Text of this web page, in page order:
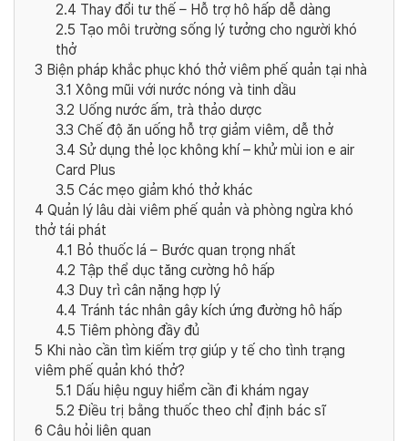
2.4 Thay đổi tư thế – Hỗ trợ hô hấp dễ dàng
2.5 Tạo môi trường sống lý tưởng cho người khó
thở
3 Biện pháp khắc phục khó thở viêm phế quản tại nhà
3.1 Xông mũi với nước nóng và tinh dầu
3.2 Uống nước ấm, trà thảo dược
3.3 Chế độ ăn uống hỗ trợ giảm viêm, dễ thở
3.4 Sử dụng thẻ lọc không khí – khử mùi ion e air
Card Plus
3.5 Các mẹo giảm khó thở khác
4 Quản lý lâu dài viêm phế quản và phòng ngừa khó
thở tái phát
4.1 Bỏ thuốc lá – Bước quan trọng nhất
4.2 Tập thể dục tăng cường hô hấp
4.3 Duy trì cân nặng hợp lý
4.4 Tránh tác nhân gây kích ứng đường hô hấp
4.5 Tiêm phòng đầy đủ
5 Khi nào cần tìm kiếm trợ giúp y tế cho tình trạng
viêm phế quản khó thở?
5.1 Dấu hiệu nguy hiểm cần đi khám ngay
5.2 Điều trị bằng thuốc theo chỉ định bác sĩ
6 Câu hỏi liên quan